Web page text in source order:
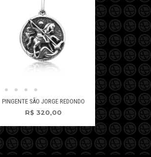
PINGENTE SÃO JORGE REDONDO
R$ 320,00